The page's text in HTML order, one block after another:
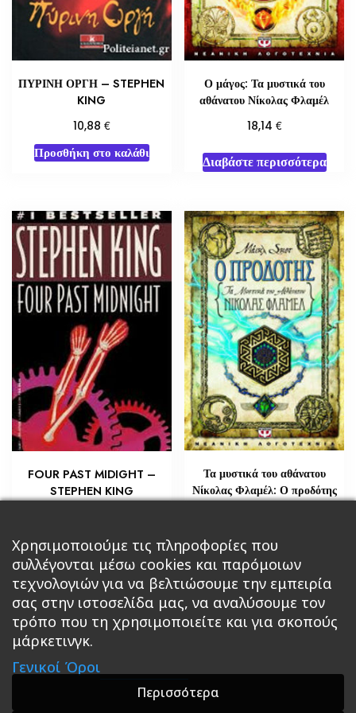
ΠΥΡΙΝΗ ΟΡΓΗ – STEPHEN
KING
10,88 €
Προσθήκη στο καλάθι
Ο μάγος: Τα μυστικά του
αθάνατου Νίκολας Φλαμέλ
18,14 €
Διαβάστε περισσότερα
FOUR PAST MIDIGHT –
STEPHEN KING
Προσθήκη στο καλάθι
Τα μυστικά του αθάνατου
Νίκολας Φλαμέλ: Ο προδότης
Διαβάστε περισσότερα
Κεντρική Βιβλία
Roleplaying Games Ψυχαγωγία Εκδόσεις Βάρδος
Σε Προσφορά
Χρησιμοποιούμε τις πληροφορίες που
συλλέγονται μέσω cookies και παρόμοιων
τεχνολογιών για να βελτιώσουμε την εμπειρία
σας στην ιστοσελίδα μας, να αναλύσουμε τον
τρόπο που τη χρησιμοποιείτε και για σκοπούς
μάρκετινγκ.
Γενικοί Όροι
Περισσότερα